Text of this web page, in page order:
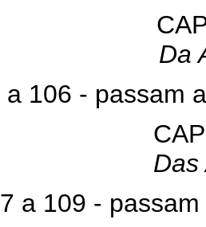
Da
a 106 - passam
Das
a 109 -